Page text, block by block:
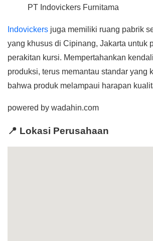
PT Indovickers Furnitama
Indovickers juga memiliki ruang pabrik
yang khusus di Cipinang, Jakarta untuk
perakitan kursi. Mempertahankan
produksi, terus memantau standar yang
bahwa produk melampaui harapan
powered by wadahin.com
📍 Lokasi Perusahaan